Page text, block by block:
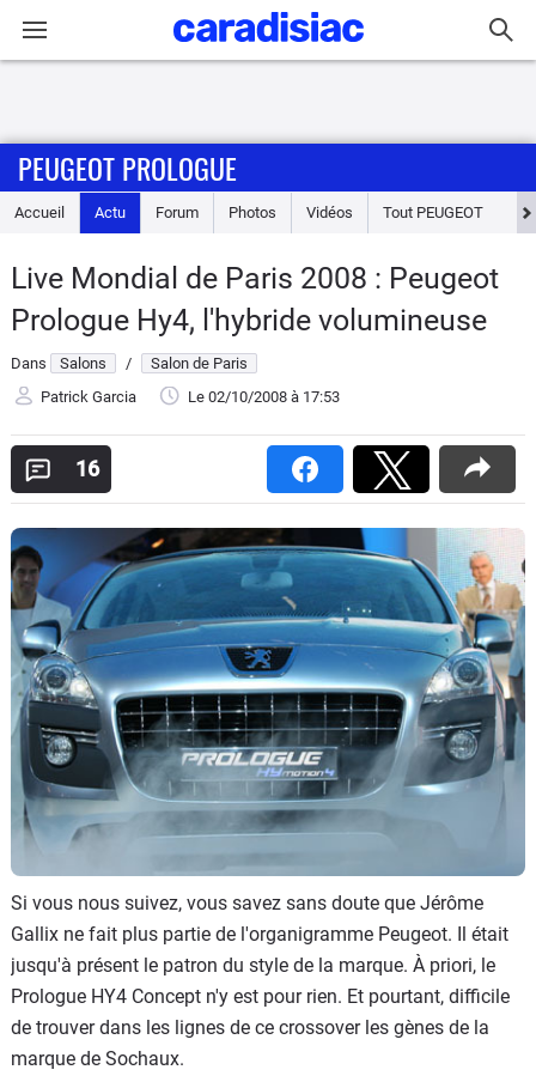
Accueil
Essais
Guide
d'achat
Electriques
Utilitaires
Flottes
Auto
Services
Forum
Moto
Marques
PEUGEOT PROLOGUE
Accueil Actu Forum Photos Vidéos Tout PEUGEOT
Live Mondial de Paris 2008 : Peugeot
Prologue Hy4, l'hybride volumineuse
Dans Salons /
Salon de Paris
Patrick Garcia
Le 02/10/2008 à 17:53
16
Si vous nous suivez, vous savez sans doute que Jérôme
Gallix ne fait plus partie de l'organigramme Peugeot. Il était
jusqu'à présent le patron du style de la marque. À priori, le
Prologue HY4 Concept n'y est pour rien. Et pourtant, difficile
de trouver dans les lignes de ce crossover les gènes de la
marque de Sochaux.